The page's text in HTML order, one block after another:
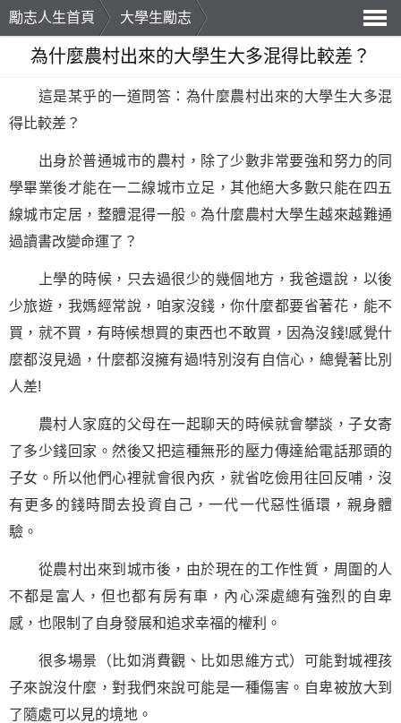
勵志人生首頁
大學生勵志
導
航
為什麼農村出來的大學生大多混得比較差？
這是某乎的一道問答：為什麼農村出來的大學生大多混
得比較差？
出身於普通城市的農村，除了少數非常要強和努力的同
學畢業後才能在一二線城市立足，其他絕大多數只能在四五
線城市定居，整體混得一般。為什麼農村大學生越來越難通
過讀書改變命運了？
上學的時候，只去過很少的幾個地方，我爸還說，以後
少旅遊，我媽經常說，咱家沒錢，你什麼都要省著花，能不
買，就不買，有時候想買的東西也不敢買，因為沒錢!感覺什
麼都沒見過，什麼都沒擁有過!特別沒有 自信心，總覺著比別
人差!
農村人家庭的父母在一起聊天的時候就會攀談，子女寄
了多少錢回家。然後又把這種無形的壓力傳達給電話那頭的
子女。所以他們心裡就會很內疚，就省吃儉用往回反哺，沒
有更多的錢時間去投資自己，一代一代惡性循環，親身體
驗。
從農村出來到城市後，由於現在的工作性質，周圍的人
不都是富人，但也都有房有車，內心深處總有強烈的自卑
感，也限制了自身發展和追求幸福的權利。
很多場景（比如消費觀、比如思維方式）可能對城裡孩
子來說沒什麼，對我們來說可能是一種傷害。自卑被放大到
了隨處可以見的境地。